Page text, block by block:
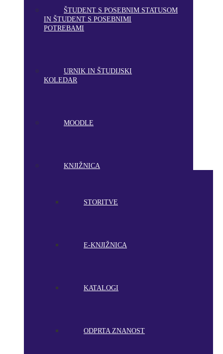
ŠTUDENT S POSEBNIM STATUSOM
IN ŠTUDENT S POSEBNIMI
POTREBAMI
URNIK IN ŠTUDIJSKI
KOLEDAR
MOODLE
KNJIŽNICA
STORITVE
E-KNJIŽNICA
KATALOGI
ODPRTA ZNANOST